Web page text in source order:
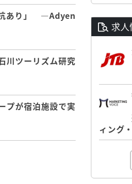
抗あり」 ―Adyen
川ツーリズム研究
プが宿泊施設で実
求
ィング